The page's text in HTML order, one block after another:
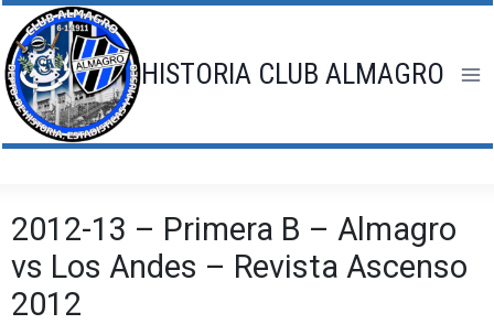
Saltar
al
contenido
HISTORIA CLUB ALMAGRO
2012-13 – Primera B – Almagro
vs Los Andes – Revista Ascenso
2012